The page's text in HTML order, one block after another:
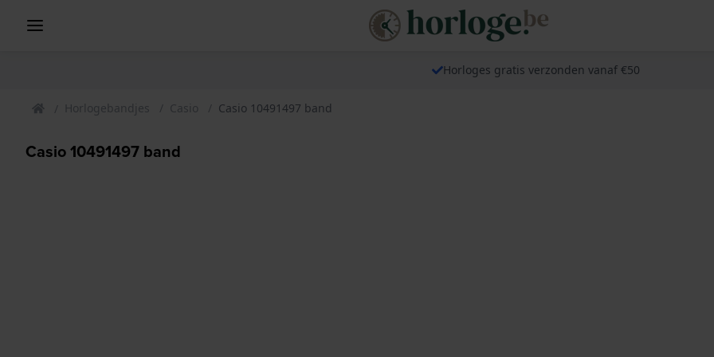
Horloges gratis verzonden vanaf €50
Horlogebandjes Casio Casio 10491497 band
Casio 10491497 band